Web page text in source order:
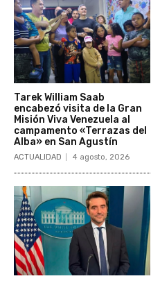
Tarek William Saab
encabezó visita de la Gran
Misión Viva Venezuela al
campamento «Terrazas del
Alba» en San Agustín
ACTUALIDAD 4 agosto, 2026